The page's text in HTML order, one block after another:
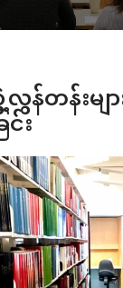
တန်းမျ
း